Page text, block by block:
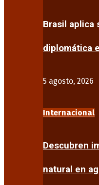
Brasil aplica
diplomática
5 agosto, 2026
Internacional
Descubren
natural en